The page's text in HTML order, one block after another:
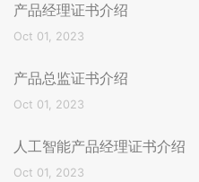
产品经理证书介绍
Oct 01, 2023
产品总监证书介绍
Oct 01, 2023
人工智能产品经理证书介绍
Oct 01, 2023